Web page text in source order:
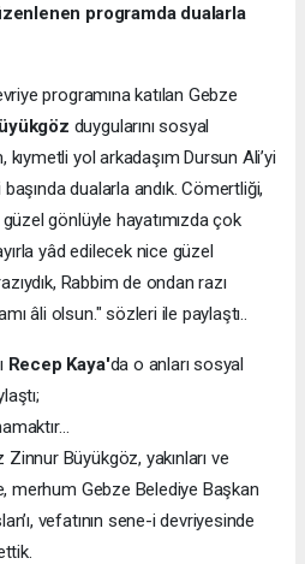
programda dualarla
programına katılan Gebze
duygularını sosyal
kıymetli yol arkadaşım Dursun Ali’yi
başında dualarla andık. Cömertliği,
gönlüyle hayatımızda çok
yâd edilecek nice güzel
Rabbim de ondan razı
âli olsun." sözleri ile paylaştı..
Recep Kaya'da o anları sosyal
Zinnur Büyükgöz, yakınları ve
merhum Gebze Belediye Başkan
vefatının sene-i devriyesinde